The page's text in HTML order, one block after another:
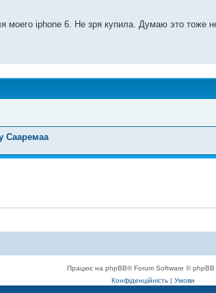
iphone 6. Не зря купила. Думаю это тоже
Сааремаа
Працює на phpBB® Forum Software © phpBB
Конфіденційність | Умови